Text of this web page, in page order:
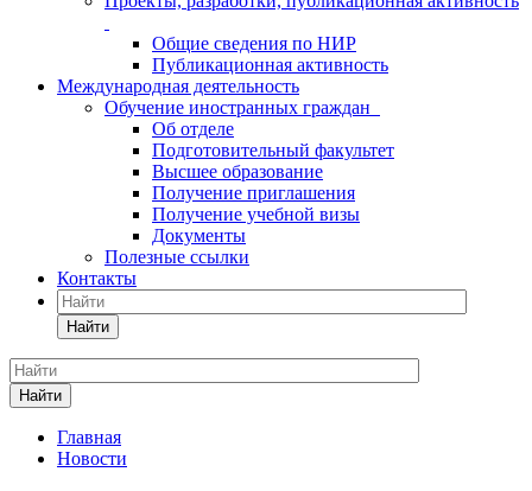
Общие сведения по НИР
Публикационная активность
Международная деятельность
Обучение иностранных граждан
Об отделе
Подготовительный факультет
Высшее образование
Получение приглашения
Получение учебной визы
Документы
Полезные ссылки
Контакты
Найти
Найти
Главная
Новости